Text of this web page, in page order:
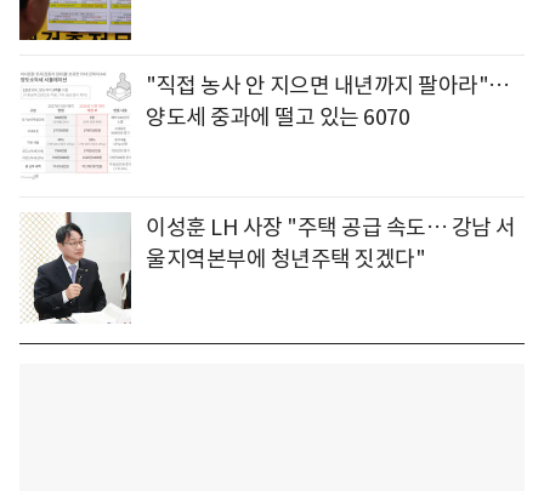
"직접 농사 안 지으면 내년까지 팔아라"…
양도세 중과에 떨고 있는 6070
이성훈 LH 사장 "주택 공급 속도… 강남 서
울지역본부에 청년주택 짓겠다"